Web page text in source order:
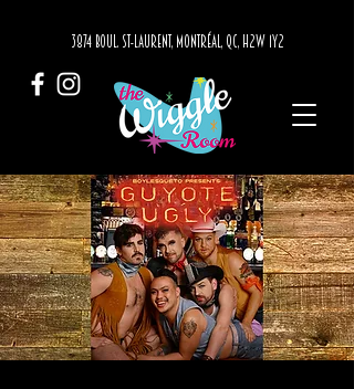
3874 BOUL. ST-LAURENT, MONTRÉAL, QC, H2W 1Y2